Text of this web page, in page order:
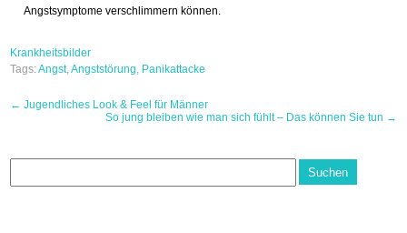
Angstsymptome verschlimmern können.
Krankheitsbilder
Tags:Angst,Angststörung Panikattacke
Post
← Jugendliches Look & Feel für Männer
So jung bleiben wie man sich fühlt – Das können Sie tun →